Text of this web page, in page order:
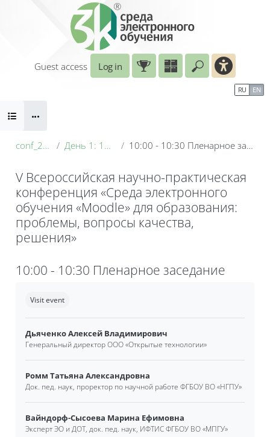
Skip to main content
Enter your
Guest access
Log in
RU EN
Blocks
conf_2026 День 1: 19 мая 10:00 - 10:30 Пленарное заседание
V Всероссийская научно-практическая
конференция «Среда электронного
обучения «Moodle» для образования:
проблемы, вопросы качества,
решения»
10:00 - 10:30 Пленарное заседание
Visit event
Дьяченко Алексей Владимирович
Генеральный директор ООО «Открытые технологии»
Ромм Татьяна Александровна
Док. пед. наук, проректор по научной работе ФГБОУ ВО«НГПУ»
Вайндорф-Сысоева Марина Ефимовна
Эксперт ЭО и ДОТ, док. пед. наук, ИФТИС ФГБОУ ВО«МПГУ»